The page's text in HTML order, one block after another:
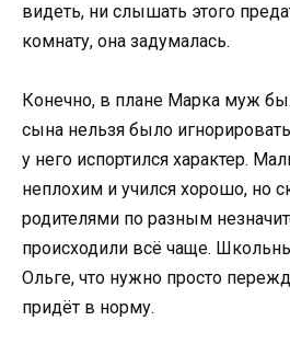
видеть, ни слышать этого
комнату, она задумалась.
Конечно, в плане Марка муж
сына нельзя было
у него испортился характер.
неплохим и учился хорошо, но
родителями по разным
происходили всё чаще.
Ольге, что нужно просто
придёт в норму.